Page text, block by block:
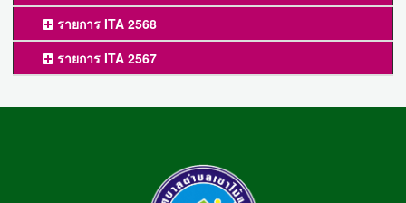
รายการ ITA 2568
รายการ ITA 2567